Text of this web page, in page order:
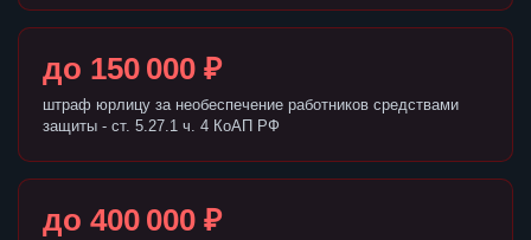
до 150 000 ₽
штраф юрлицу за необеспечение работников средствами
защиты - ст. 5.27.1 ч. 4 КоАП РФ
до 400 000 ₽